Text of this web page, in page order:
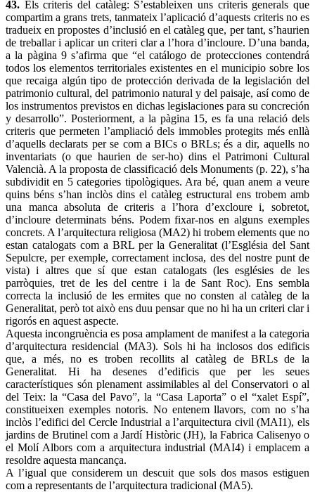
43. Els criteris del catàleg: S’estableixen uns criteris generals que
compartim a grans trets, tanmateix l’aplicació d’aquests criteris no es
tradueix en propostes d’inclusió en el catàleg que, per tant, s’haurien
de treballar i aplicar un criteri clar a l’hora d’incloure. D’una banda,
a la pàgina 9 s’afirma que “el catálogo de protecciones contendrá
todos los elementos territoriales existentes en el municipio sobre los
que recaiga algún tipo de protección derivada de la legislación del
patrimonio cultural, del patrimonio natural y del paisaje, así como de
los instrumentos previstos en dichas legislaciones para su concreción
y desarrollo”. Posteriorment, a la pàgina 15, es fa una relació dels
criteris que permeten l’ampliació dels immobles protegits més enllà
d’aquells declarats per se com a BICs o BRLs; és a dir, aquells no
inventariats (o que haurien de ser-ho) dins el Patrimoni Cultural
Valencià. A la proposta de classificació dels Monuments (p. 22), s’ha
subdividit en 5 categories tipològiques. Ara bé, quan anem a veure
quins béns s’han inclòs dins el catàleg estructural ens trobem amb
una manca absoluta de criteris a l’hora d’excloure i, sobretot,
d’incloure determinats béns. Podem fixar-nos en alguns exemples
concrets. A l’arquitectura religiosa (MA2) hi trobem elements que no
estan catalogats com a BRL per la Generalitat (l’Església del Sant
Sepulcre, per exemple, correctament inclosa, des del nostre punt de
vista) i altres que sí que estan catalogats (les esglésies de les
parròquies, tret de les del centre i la de Sant Roc). Ens sembla
correcta la inclusió de les ermites que no consten al catàleg de la
Generalitat, però tot això ens duu pensar que no hi ha un criteri clar i
rigorós en aquest aspecte.
Aquesta incongruència es posa amplament de manifest a la categoria
d’arquitectura residencial (MA3). Sols hi ha inclosos dos edificis
que, a més, no es troben recollits al catàleg de BRLs de la
Generalitat. Hi ha desenes d’edificis que per les seues
característiques són plenament assimilables al del Conservatori o al
del Teix: la “Casa del Pavo”, la “Casa Laporta” o el “xalet Espí”,
constitueixen exemples notoris. No entenem llavors, com no s’ha
inclòs l’edifici del Cercle Industrial a l’arquitectura civil (MAI1), els
jardins de Brutinel com a Jardí Històric (JH), la Fabrica Calisenyo o
el Molí Albors com a arquitectura industrial (MAI4) i emplacem a
resoldre aquesta mancança.
A l’igual que considerem un descuit que sols dos masos estiguen
com a representants de l’arquitectura tradicional (MA5).